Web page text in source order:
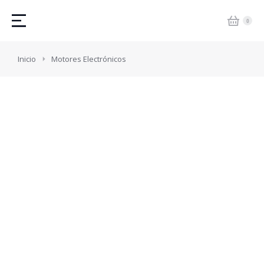
Estás aquí:
Inicio Motores Electrónicos